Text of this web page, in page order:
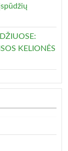
KELIONĖS